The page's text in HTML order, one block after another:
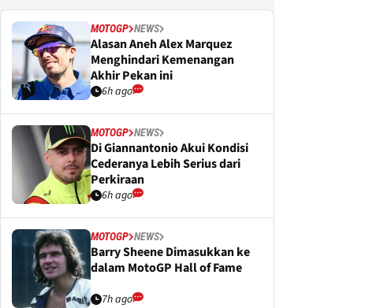
MOTOGP NEWS
Alasan Aneh Alex Marquez
Menghindari Kemenangan
Akhir Pekan ini
6h ago
MOTOGP NEWS
Di Giannantonio Akui Kondisi
Cederanya Lebih Serius dari
Perkiraan
6h ago
MOTOGP NEWS
Barry Sheene Dimasukkan ke
dalam MotoGP Hall of Fame
7h ago